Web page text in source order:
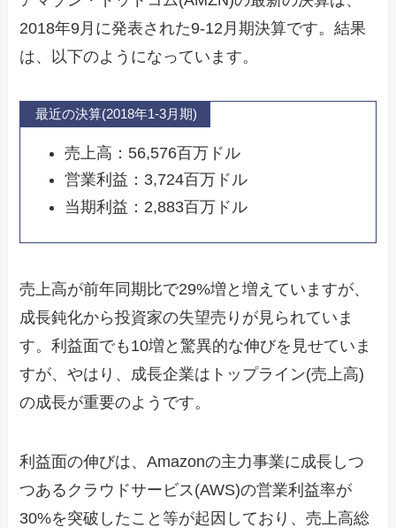
2018年9月に発表された9-12月期決算です。結果
は、以下のようになっています。
最近の決算(2018年1-3月期)
売上高：56,576百万ドル
営業利益：3,724百万ドル
当期利益：2,883百万ドル
売上高が前年同期比で29%増と増えていますが、
成長鈍化から投資家の失望売りが見られていま
す。利益面でも10増と驚異的な伸びを見せていま
すが、やはり、成長企業はトップライン(売上高)
の成長が重要のようです。
利益面の伸びは、Amazonの主力事業に成長しつ
つあるクラウドサービス(AWS)の営業利益率が
30%を突破したこと等が起因しており、売上高総